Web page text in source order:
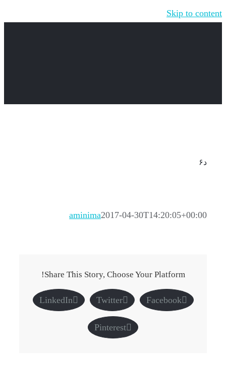
Skip to content
د۶
aminima2017-04-30T14:20:05+00:00
Share This Story, Choose Your Platform!
Facebook
Twitter
LinkedIn
Pinterest